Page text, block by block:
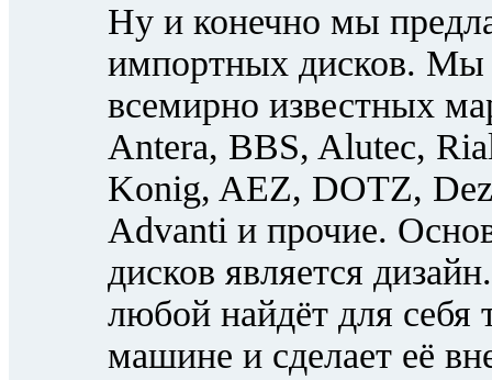
Ну и конечно мы
импортных дисков. Мы
всемирно известных
Antera, BBS, Alutec,
Konig, AEZ, DOTZ,
Advanti и прочие.
дисков является
любой найдёт для себя
машине и сделает её